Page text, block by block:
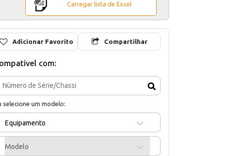
Carregar lista de Excel
Adicionar Favorito Compartilhar
com:
selecione um modelo:
Equipamento
Modelo